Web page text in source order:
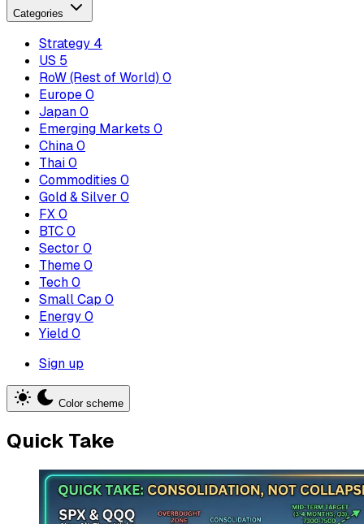
Categories
Strategy 4
US 5
RoW (Rest of World) 0
Europe0
Japan0
Emerging Markets 0
China0
Thai0
Commodities 0
Gold & Silver 0
FX0
BTC0
Sector 0
Theme0
Tech0
Small Cap 0
Energy0
Yield0
Sign up
Color scheme
Quick Take